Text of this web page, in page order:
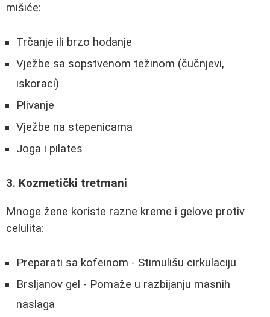
mišiće:
Trčanje ili brzo hodanje
Vježbe sa sopstvenom težinom (čučnjevi,
iskoraci)
Plivanje
Vježbe na stepenicama
Joga i pilates
3. Kozmetički tretmani
Mnoge žene koriste razne kreme i gelove protiv
celulita:
Preparati sa kofeinom - Stimulišu cirkulaciju
Brsljanov gel - Pomaže u razbijanju masnih
naslaga